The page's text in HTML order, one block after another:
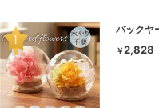
バックヤ
￥2,828